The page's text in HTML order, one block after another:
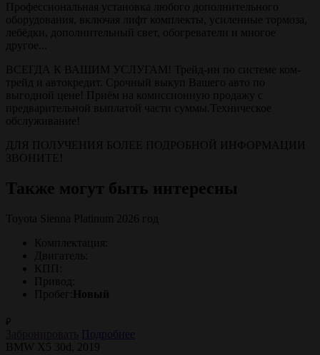
Профессиональная установка любого дополнительного
оборудования, включая лифт комплекты, усиленные тормоза,
лебёдки, дополнительный свет, обогреватели и многое
другое...
ВСЕГДА К ВАШИМ УСЛУГАМ! Трейд-ин по системе ком-
трейд и автокредит. Срочный выкуп Вашего авто по
выгодной цене! Приём на комиссионную продажу с
предварительной выплатой части суммы.Техническое
обслуживание!
ДЛЯ ПОЛУЧЕНИЯ БОЛЕЕ ПОДРОБНОЙ ИНФОРМАЦИИ
ЗВОНИТЕ!
Также могут быть интересны
Toyota Sienna Platinum 2026 год
Комплектация:
Двигатель:
КПП:
Привод:
Пробег:
Новый
₽
Подробнее
BMW X5 30d, 2019